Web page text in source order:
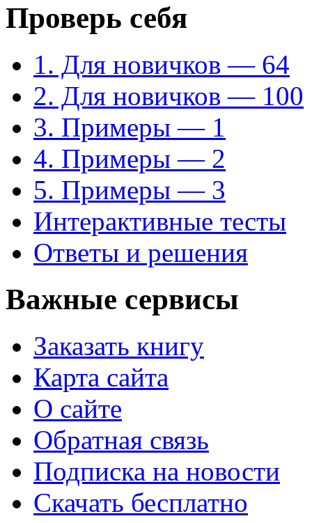
Проверь себя
1. Для новичков — 64
2. Для новичков — 100
3. Примеры — 1
4. Примеры — 2
5. Примеры — 3
Интерактивные тесты
Ответы и решения
Важные сервисы
Заказать книгу
Карта сайта
О сайте
Обратная связь
Подписка на новости
Скачать бесплатно